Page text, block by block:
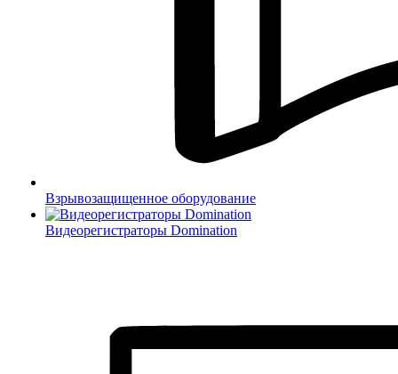
Взрывозащищенное оборудование
Видеорегистраторы Domination